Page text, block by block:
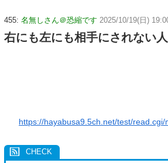
455: 名無しさん＠恐縮です 2025/10/19(日)
右にも左にも相手にされない人
https://hayabusa9.5ch.net/test/